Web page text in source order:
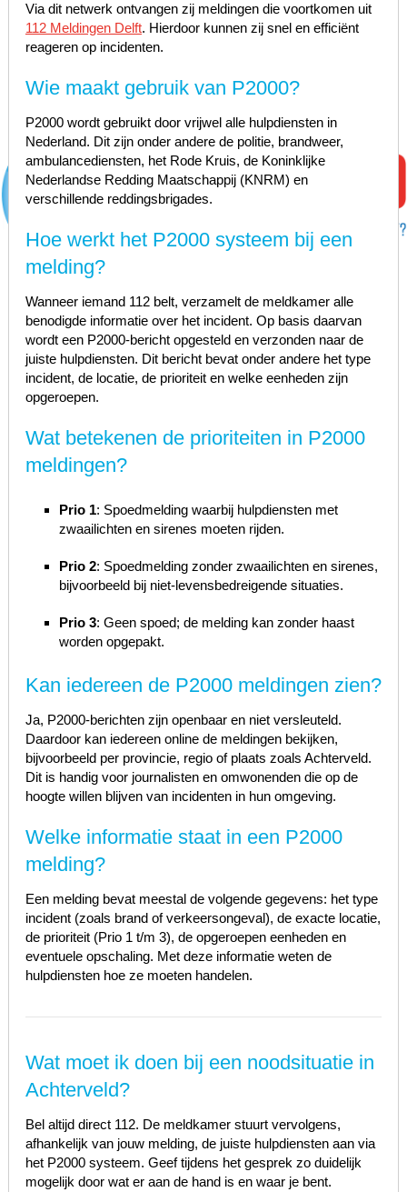
Via dit netwerk ontvangen zij meldingen die voortkomen uit
112 Meldingen Delft. Hierdoor kunnen zij snel en efficiënt
reageren op incidenten.
Wie maakt gebruik van P2000?
P2000 wordt gebruikt door vrijwel alle hulpdiensten in
Nederland. Dit zijn onder andere de politie, brandweer,
ambulancediensten, het Rode Kruis, de Koninklijke
Nederlandse Redding Maatschappij (KNRM) en
verschillende reddingsbrigades.
Hoe werkt het P2000 systeem bij een
melding?
Wanneer iemand 112 belt, verzamelt de meldkamer alle
benodigde informatie over het incident. Op basis daarvan
wordt een P2000-bericht opgesteld en verzonden naar de
juiste hulpdiensten. Dit bericht bevat onder andere het type
incident, de locatie, de prioriteit en welke eenheden zijn
opgeroepen.
Wat betekenen de prioriteiten in P2000
meldingen?
Prio 1: Spoedmelding waarbij hulpdiensten met
zwaailichten en sirenes moeten rijden.
Prio 2: Spoedmelding zonder zwaailichten en sirenes,
bijvoorbeeld bij niet-levensbedreigende situaties.
Prio 3: Geen spoed; de melding kan zonder haast
worden opgepakt.
Kan iedereen de P2000 meldingen zien?
Ja, P2000-berichten zijn openbaar en niet versleuteld.
Daardoor kan iedereen online de meldingen bekijken,
bijvoorbeeld per provincie, regio of plaats zoals Achterveld.
Dit is handig voor journalisten en omwonenden die op de
hoogte willen blijven van incidenten in hun omgeving.
Welke informatie staat in een P2000
melding?
Een melding bevat meestal de volgende gegevens: het type
incident (zoals brand of verkeersongeval), de exacte locatie,
de prioriteit (Prio 1 t/m 3), de opgeroepen eenheden en
eventuele opschaling. Met deze informatie weten de
hulpdiensten hoe ze moeten handelen.
Wat moet ik doen bij een noodsituatie in
Achterveld?
Bel altijd direct 112. De meldkamer stuurt vervolgens,
afhankelijk van jouw melding, de juiste hulpdiensten aan via
het P2000 systeem. Geef tijdens het gesprek zo duidelijk
mogelijk door wat er aan de hand is en waar je bent.